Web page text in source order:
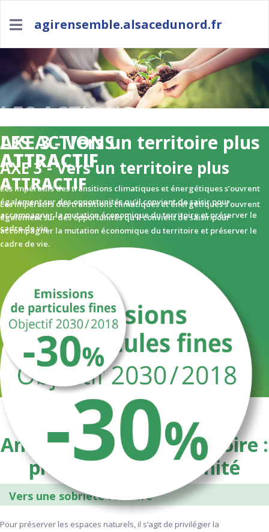
agirensemble.alsacedunord.fr
LES ACTIONS
AXE 3 - Vers un territoire plus
ATTRACTIF
Les impératifs des transitions climatiques et énergétiques s’ouvrent
également sur des opportunités qu’il convient de saisir pour
accompagner la mutation économique du territoire et préserver le
cadre de vie.
LES ACTIONS
AXE 3 - Vers un territoire plus
ATTRACTIF
Les impératifs des transitions climatiques et énergétiques s’ouvrent
également sur des opportunités qu’il convient de saisir pour
accompagner la mutation économique du territoire et préserver le
cadre de vie.
Aménagement du territoire :
privilégier la proximité
Vers une sobriété foncière
Pour préserver les espaces naturels, il s’agit de privilégier la